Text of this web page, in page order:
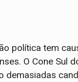
política tem
O Cone Sul
demasiadas